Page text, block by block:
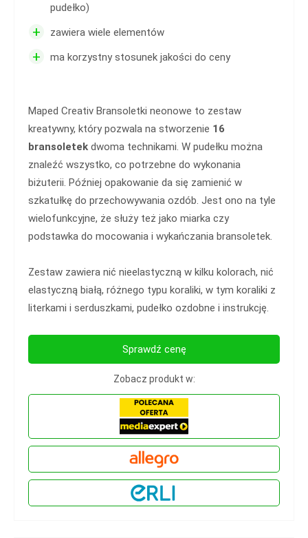
pudełko)
+ zawiera wiele elementów
+ ma korzystny stosunek jakości do ceny
Maped Creativ Bransoletki neonowe to zestaw
kreatywny, który pozwala na stworzenie 16
bransoletek dwoma technikami. W pudełku można
znaleźć wszystko, co potrzebne do wykonania
biżuterii. Później opakowanie da się zamienić w
szkatułkę do przechowywania ozdób. Jest ono na tyle
wielofunkcyjne, że służy też jako miarka czy
podstawka do mocowania i wykańczania bransoletek.
Zestaw zawiera nić nieelastyczną w kilku kolorach, nić
elastyczną białą, różnego typu koraliki, w tym koraliki z
literkami i serduszkami, pudełko ozdobne i instrukcję.
Sprawdź cenę
Zobacz produkt w: